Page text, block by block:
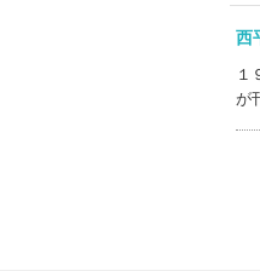
１
が